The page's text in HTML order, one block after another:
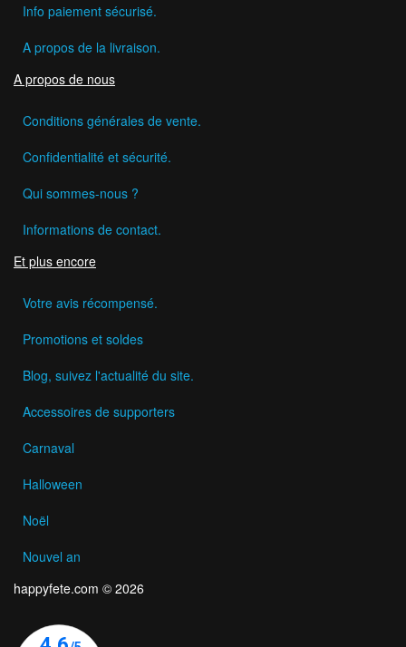
Info paiement sécurisé.
A propos de la livraison.
A propos de nous
Conditions générales de vente.
Confidentialité et sécurité.
Qui sommes-nous ?
Informations de contact.
Et plus encore
Votre avis récompensé.
Promotions et soldes
Blog, suivez l'actualité du site.
Accessoires de supporters
Carnaval
Halloween
Noël
Nouvel an
happyfete.com © 2026